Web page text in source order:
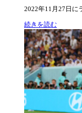
2022年11月27日に
続きを読む